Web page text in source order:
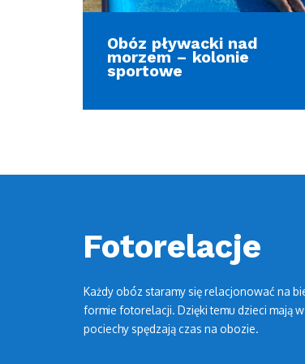
Obóz pływacki nad
morzem – kolonie
sportowe
Fotorelacje
Każdy obóz staramy się relacjonować na
formie fotorelacji. Dzięki temu dzieci mają
pociechy spędzają czas na obozie.